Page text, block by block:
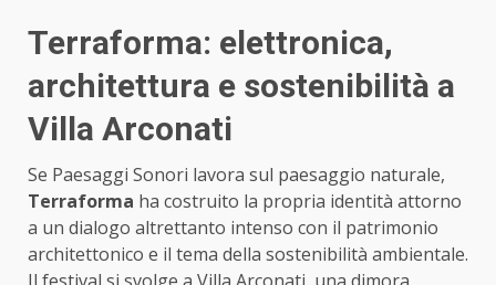
Terraforma: elettronica,
architettura e sostenibilità a
Villa Arconati
Se Paesaggi Sonori lavora sul paesaggio naturale,
Terraforma ha costruito la propria identità attorno
a un dialogo altrettanto intenso con il patrimonio
architettonico e il tema della sostenibilità ambientale.